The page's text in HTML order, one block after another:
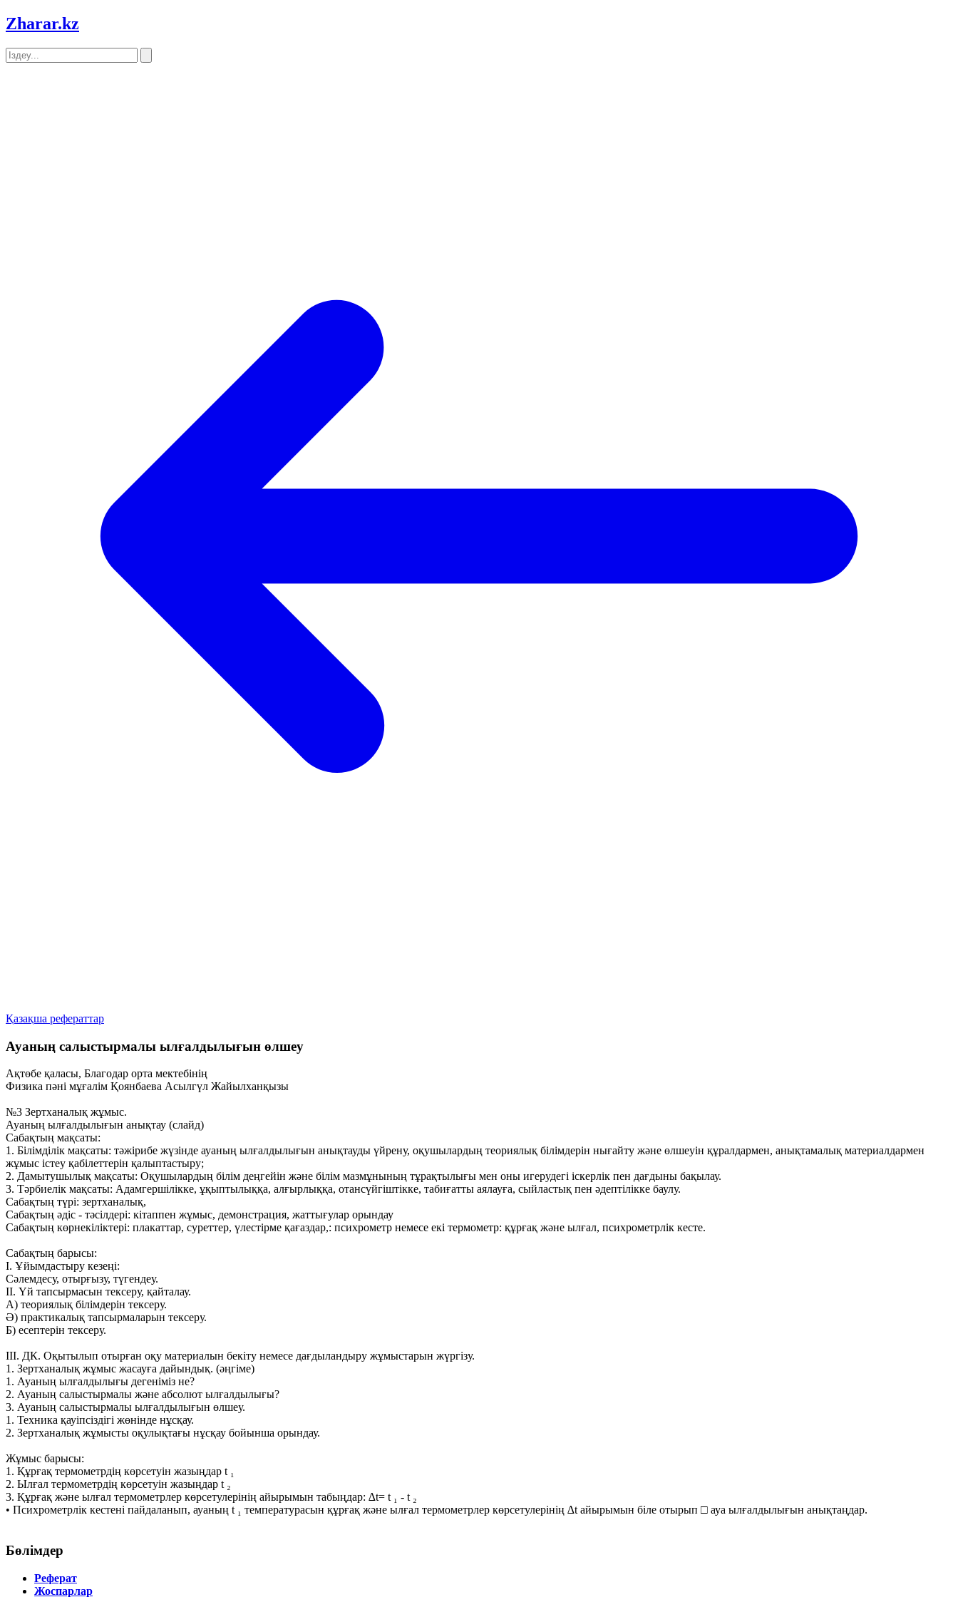
Zharar.kz
Қазақша рефераттар
Ауаның салыстырмалы ылғалдылығын өлшеу
Ақтөбе қаласы, Благодар орта мектебінің
Физика пәні мұғалім Қоянбаева Асылгүл Жайылханқызы
№3 Зертханалық жұмыс.
Ауаның ылғалдылығын анықтау (слайд)
Сабақтың мақсаты:
1. Білімділік мақсаты: тәжірибе жүзінде ауаның ылғалдылығын анықтауды үйрену, оқушылардың теориялық білімдерін нығайту және өлшеуін құралдармен, анықтамалық материалдармен
жұмыс істеу қабілеттерін қалыптастыру;
2. Дамытушылық мақсаты: Оқушылардың білім деңгейін және білім мазмұнының тұрақтылығы мен оны игерудегі іскерлік пен дағдыны бақылау.
3. Тәрбиелік мақсаты: Адамгершілікке, ұқыптылыққа, алғырлыққа, отансүйгіштікке, табиғатты аялауға, сыйластық пен әдептілікке баулу.
Сабақтың түрі: зертханалық,
Сабақтың әдіс - тәсілдері: кітаппен жұмыс, демонстрация, жаттығулар орындау
Сабақтың көрнекіліктері: плакаттар, суреттер, үлестірме қағаздар,: психрометр немесе екі термометр: құрғақ және ылғал, психрометрлік кесте.
Сабақтың барысы:
І. Ұйымдастыру кезеңі:
Сәлемдесу, отырғызу, түгендеу.
ІІ. Үй тапсырмасын тексеру, қайталау.
А) теориялық білімдерін тексеру.
Ә) практикалық тапсырмаларын тексеру.
Б) есептерін тексеру.
ІІІ. ДК. Оқытылып отырған оқу материалын бекіту немесе дағдыландыру жұмыстарын жүргізу.
1. Зертханалық жұмыс жасауға дайындық. (әңгіме)
1. Ауаның ылғалдылығы дегеніміз не?
2. Ауаның салыстырмалы және абсолют ылғалдылығы?
3. Ауаның салыстырмалы ылғалдылығын өлшеу.
1. Техника қауіпсіздігі жөнінде нұсқау.
2. Зертханалық жұмысты оқулықтағы нұсқау бойынша орындау.
Жұмыс барысы:
1. Құрғақ термометрдің көрсетуін жазыңдар t ₁
2. Ылғал термометрдің көрсетуін жазыңдар t ₂
3. Құрғақ және ылғал термометрлер көрсетулерінің айырымын табыңдар: ∆t= t ₁ - t ₂
• Психрометрлік кестені пайдаланып, ауаның t ₁ температурасын құрғақ және ылғал термометрлер көрсетулерінің ∆t айырымын біле отырып □ ауа ылғалдылығын анықтаңдар.
Бөлімдер
Реферат
Жоспарлар